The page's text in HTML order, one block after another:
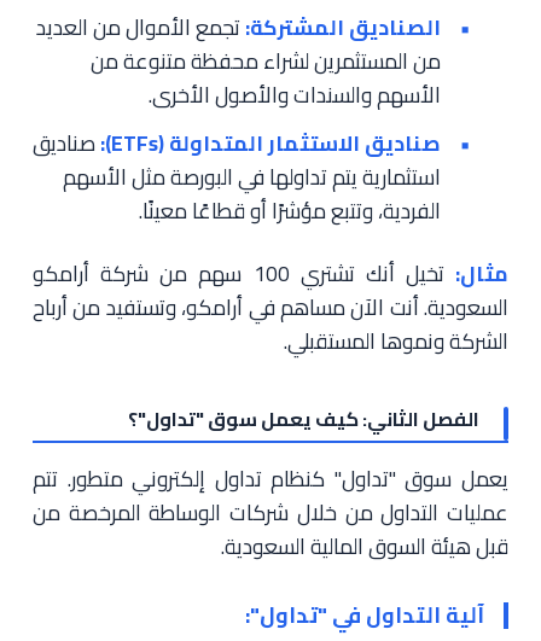
الصناديق المشتركة:تجمع الأموال من العديد
من المستثمرين لشراء محفظة متنوعة من
الأسهم والسندات والأصول الأخرى.
صناديق الاستثمار المتداولة (ETFs):
صناديق
استثمارية يتم تداولها في البورصة مثل الأسهم
الفردية، وتتبع مؤشرًا أو قطاعًا معينًا.
مثال:
تخيل أنك تشتري 100 سهم من شركة أرامكو
السعودية. أنت الآن مساهم في أرامكو، وتستفيد من أرباح
الشركة ونموها المستقبلي.
الفصل الثاني: كيف يعمل سوق "تداول"؟
يعمل سوق "تداول" كنظام تداول إلكتروني متطور. تتم
عمليات التداول من خلال شركات الوساطة المرخصة من
قبل هيئة السوق المالية السعودية.
آلية التداول في "تداول":